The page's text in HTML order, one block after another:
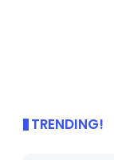
TRENDING!